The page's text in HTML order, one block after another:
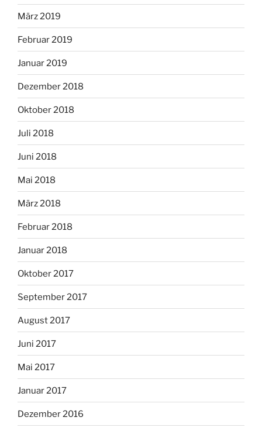
März 2019
Februar 2019
Januar 2019
Dezember 2018
Oktober 2018
Juli 2018
Juni 2018
Mai 2018
März 2018
Februar 2018
Januar 2018
Oktober 2017
September 2017
August 2017
Juni 2017
Mai 2017
Januar 2017
Dezember 2016